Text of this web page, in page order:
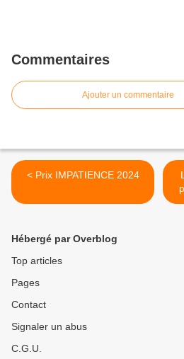
Commentaires
Ajouter un commentaire
< Prix IMPATIENCE 2024
Hébergé par Overblog
Top articles
Pages
Contact
Signaler un abus
C.G.U.